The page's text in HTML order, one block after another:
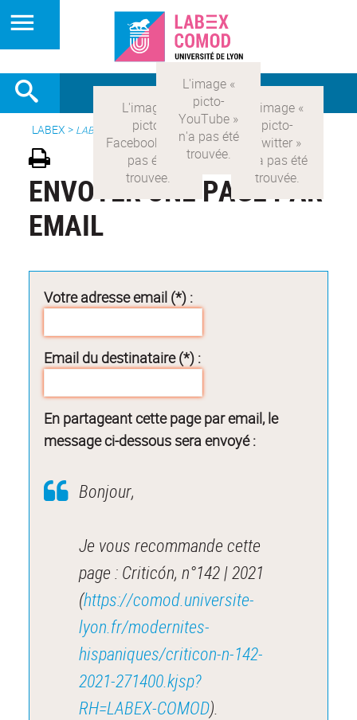
LABEX > LABEX COMOD
ENVOYER UNE PAGE PAR
EMAIL
Votre adresse email (*) :
Email du destinataire (*) :
En partageant cette page par email, le
message ci-dessous sera envoyé :
Bonjour,
Je vous recommande cette
page : Criticón, n°142 | 2021
(https://comod.universite-
lyon.fr/modernites-
hispaniques/criticon-n-142-
2021-271400.kjsp?
RH=LABEX-COMOD).